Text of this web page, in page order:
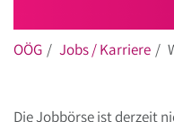
OÖG Jobs / Karriere
Die Jobbörse ist derzeit